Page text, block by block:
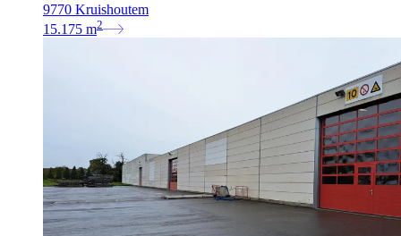
9770 Kruishoutem
15.175 m2